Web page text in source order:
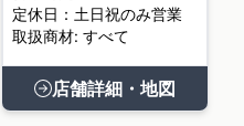
定休日：土日祝のみ営業
取扱商材: すべて
店舗詳細・地図